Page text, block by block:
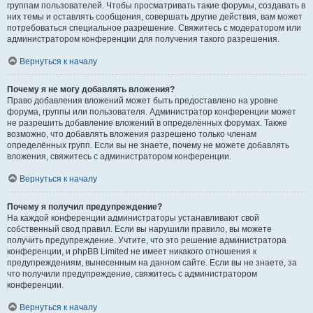
группам пользователей. Чтобы просматривать такие форумы, создавать в
них темы и оставлять сообщения, совершать другие действия, вам может
потребоваться специальное разрешение. Свяжитесь с модератором или
администратором конференции для получения такого разрешения.
Вернуться к началу
Почему я не могу добавлять вложения?
Право добавления вложений может быть предоставлено на уровне
форума, группы или пользователя. Администратор конференции может
не разрешить добавление вложений в определённых форумах. Также
возможно, что добавлять вложения разрешено только членам
определённых групп. Если вы не знаете, почему не можете добавлять
вложения, свяжитесь с администратором конференции.
Вернуться к началу
Почему я получил предупреждение?
На каждой конференции администраторы устанавливают свой
собственный свод правил. Если вы нарушили правило, вы можете
получить предупреждение. Учтите, что это решение администратора
конференции, и phpBB Limited не имеет никакого отношения к
предупреждениям, вынесенным на данном сайте. Если вы не знаете, за
что получили предупреждение, свяжитесь с администратором
конференции.
Вернуться к началу